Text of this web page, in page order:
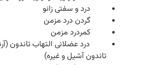
درد و سفتی زانو
گردن درد مزمن
کمردرد مزمن
درد عضلانی التهاب تاندون (آرنج
تاندون آشیل و غیره)